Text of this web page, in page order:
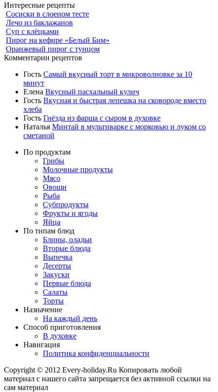
Интересные рецепты
Сосиски в слоеном тесте
Лечо из баклажанов
Суп с клёцками
Пирог на кефире «Белый Бим»
Оранжевый пирог с тунцом
Комментарии рецептов
Гость Самый вкусный торт в микроволновке за 10
минут
Елена Вкусный пасхальный кулич
Гость Вкусная и быстрая лепешка на сковороде вместо
хлеба
Гость Гнёзда из фарша с сыром в духовке
Наталья Минтай в мультиварке с морковью и луком со
сметаной
По продуктам
Грибы
Молочные продукты
Мясо
Овощи
Рыба
Субпродукты
Фрукты и ягоды
Яйца
По типам блюд
Блины, оладьи
Вторые блюда
Выпечка
Десерты
Закуски
Первые блюда
Салаты
Торты
Назначение
На каждый день
Способ приготовления
В духовке
Навигация
Политика конфиденциальности
Copyright © 2012 Every-holiday.Ru Копировать любой
материал с нашего сайта запрещается без активной ссылки на
сам материал